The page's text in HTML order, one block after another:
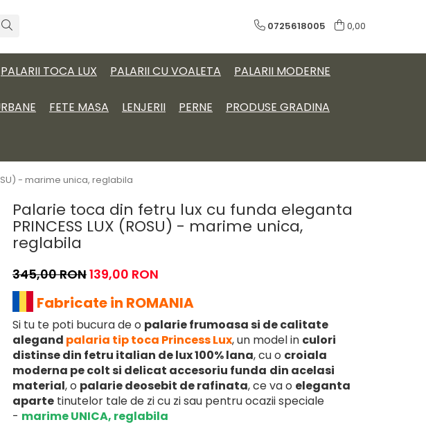
0725618005 0,00
PALARII TOCA LUX PALARII CU VOALETA PALARII MODERNE
FETE MASA LENJERII PERNE PRODUSE GRADINA
- marime unica, reglabila
Palarie toca din fetru lux cu funda eleganta
PRINCESS LUX (ROSU) - marime unica,
reglabila
345,00 RON139,00 RON
Fabricate in ROMANIA
Si tu te poti bucura de o palarie frumoasa si de calitate
alegand palaria tip toca Princess Lux, un model in culori
distinse din fetru italian de lux 100% lana, cu o croiala
moderna pe colt si delicat accesoriu funda din acelasi
material, o palarie deosebit de rafinata, ce va o eleganta
aparte tinutelor tale de zi cu zi sau pentru ocazii speciale
- marime UNICA, reglabila